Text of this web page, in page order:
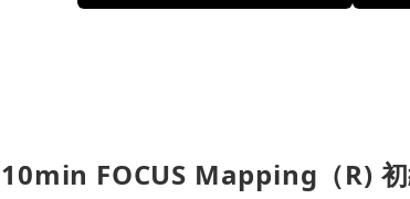
10min FOCUS Mapping（R) 初